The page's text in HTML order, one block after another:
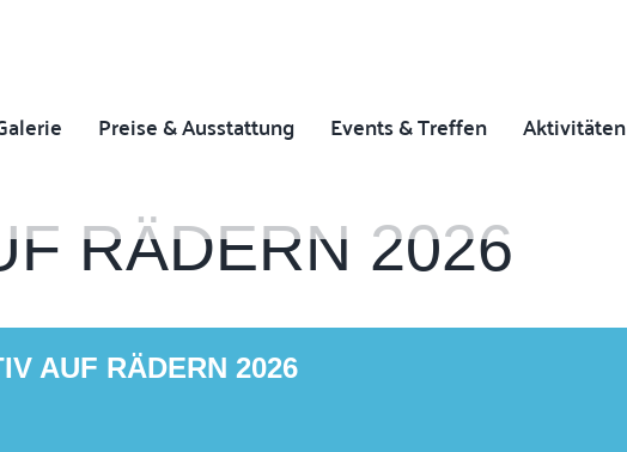
Preise & Ausstattung Events & Treffen Aktivitäten
RÄDERN 2026
AUF RÄDERN 2026